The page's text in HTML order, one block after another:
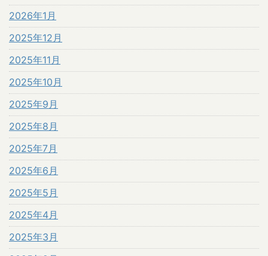
2026年1月
2025年12月
2025年11月
2025年10月
2025年9月
2025年8月
2025年7月
2025年6月
2025年5月
2025年4月
2025年3月